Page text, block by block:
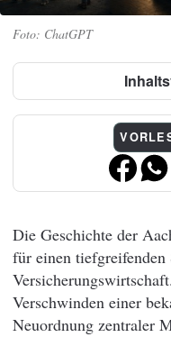
ChatGPT
Die Geschichte der
für einen
Verschwinden einer
Neuordnung zentraler